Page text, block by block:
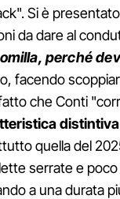
Si è
da dare al
perché
facendo
che Conti
quella del
serrate e
a una durata